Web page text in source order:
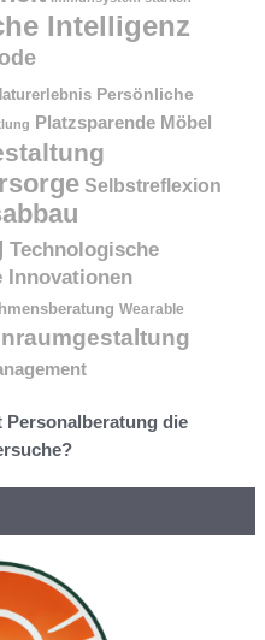
Intelligenz
Persönliche
Platzsparende Möbel
Selbstreflexion
Technologische
Innovationen
Wearable
Personalberatung die